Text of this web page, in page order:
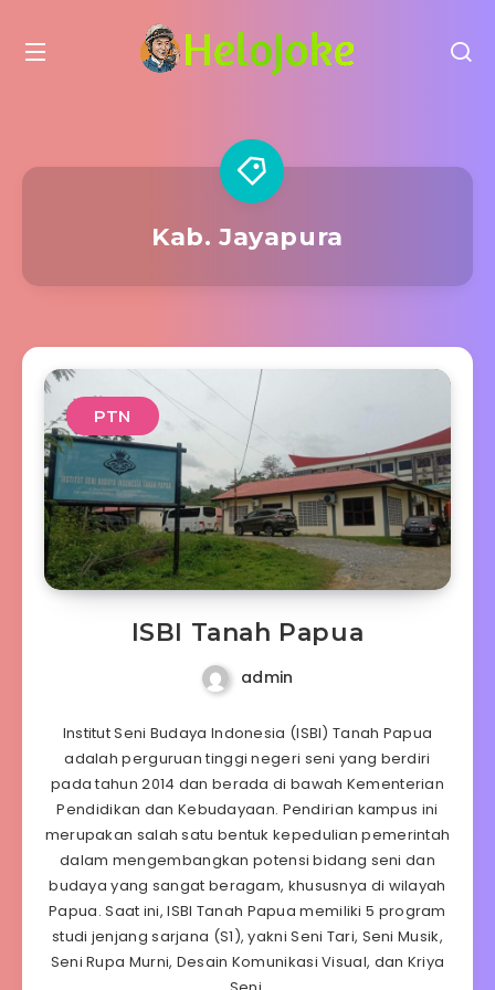
Kab. Jayapura
PTN
ISBI Tanah Papua
admin
Institut Seni Budaya Indonesia (ISBI) Tanah Papua
adalah perguruan tinggi negeri seni yang berdiri
pada tahun 2014 dan berada di bawah Kementerian
Pendidikan dan Kebudayaan. Pendirian kampus ini
merupakan salah satu bentuk kepedulian pemerintah
dalam mengembangkan potensi bidang seni dan
budaya yang sangat beragam, khususnya di wilayah
Papua. Saat ini, ISBI Tanah Papua memiliki 5 program
studi jenjang sarjana (S1), yakni Seni Tari, Seni Musik,
Seni Rupa Murni, Desain Komunikasi Visual, dan Kriya